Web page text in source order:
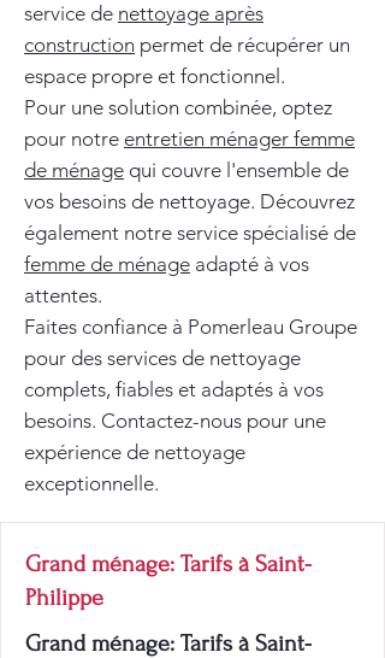
service de nettoyage après
construction permet de récupérer un
espace propre et fonctionnel.
Pour une solution combinée, optez
pour notre entretien ménager femme
de ménage qui couvre l'ensemble de
vos besoins de nettoyage. Découvrez
également notre service spécialisé de
femme de ménage adapté à vos
attentes.
Faites confiance à Pomerleau Groupe
pour des services de nettoyage
complets, fiables et adaptés à vos
besoins. Contactez-nous pour une
expérience de nettoyage
exceptionnelle.
Grand ménage: Tarifs à Saint-
Philippe
Grand ménage: Tarifs à Saint-